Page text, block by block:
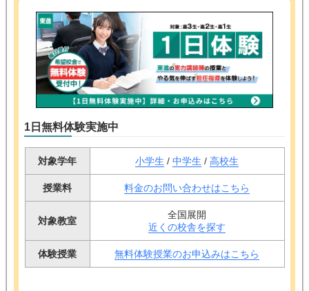
1日無料体験実施中
対象学年 小学生 / 中学生 / 高校生
授業料 料金のお問い合わせはこちら
対象教室
全国展開
近くの校舎を探す
体験授業 無料体験授業のお申込みはこちら